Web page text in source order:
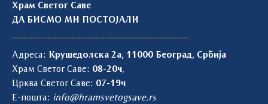
Храм Светог Саве
ДА БИСМО МИ ПОСТОЈАЛИ
Адреса: Крушедолска 2а, 11000 Београд, Србија
Храм Светог Саве: 08-20ч,
Црква Светог Саве: 07-19ч
Е-пошта: info@hramsvetogsave.rs